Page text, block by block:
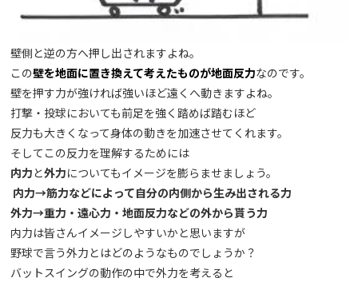
壁側と逆の方へ押し出されますよね。
この壁を地面に置き換えて考えたものが地面反力なのです。
壁を押す力が強ければ強いほど遠くへ動きますよね。
打撃・投球においても前足を強く踏めば踏むほど
反力も大きくなって身体の動きを加速させてくれます。
そしてこの反力を理解するためには
内力と外力についてもイメージを膨らませましょう。
内力→筋力などによって自分の内側から生み出される力
外力→重力・遠心力・地面反力などの外から貰う力
内力は皆さんイメージしやすいかと思いますが
野球で言う外力とはどのようなものでしょうか？
バットスイングの動作の中で外力を考えると